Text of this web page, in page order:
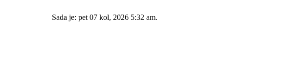
Sada je: pet 07 kol, 2026 5:32 am.